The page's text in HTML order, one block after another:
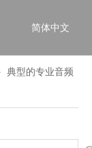
简体中文
Pусский
Français
典型的专业音频